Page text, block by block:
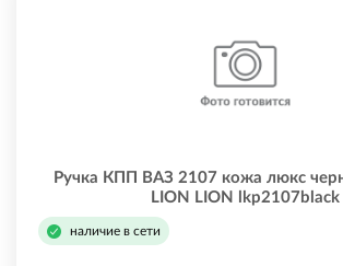
Ручка КПП ВАЗ 2107 кожа люкс
LION LION lkp2107black
наличие в сети